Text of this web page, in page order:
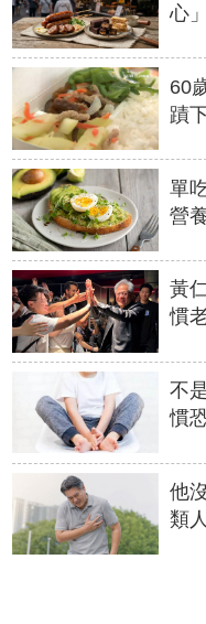
心
60
蹟
單
營
黃
慣
不
慣
他
類